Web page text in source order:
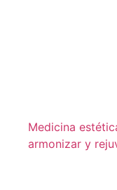
Medicina
armonizar y